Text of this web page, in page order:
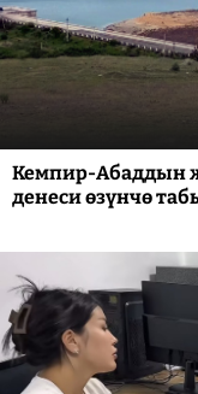
Кемпир-Абаддын
денеси өзүнчө